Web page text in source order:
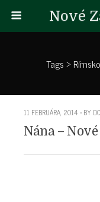
Nové
Tags ›
11 FEBRUÁRA, 2014 • BY
Nána –